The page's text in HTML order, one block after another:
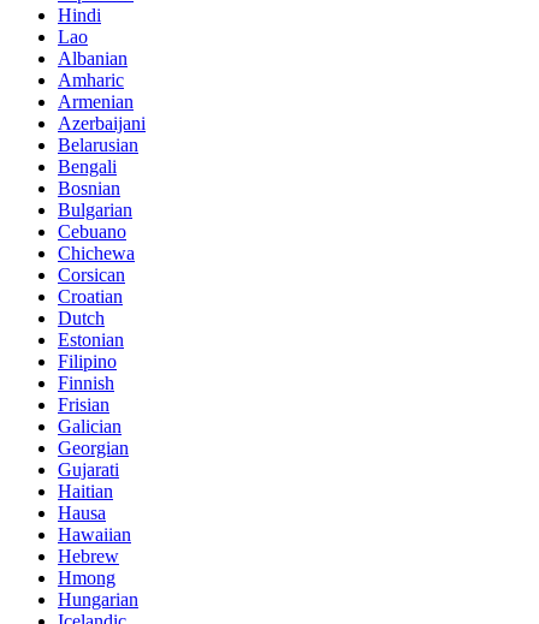
Hindi
Lao
Albanian
Amharic
Armenian
Azerbaijani
Belarusian
Bengali
Bosnian
Bulgarian
Cebuano
Chichewa
Corsican
Croatian
Dutch
Estonian
Filipino
Finnish
Frisian
Galician
Georgian
Gujarati
Haitian
Hausa
Hawaiian
Hebrew
Hmong
Hungarian